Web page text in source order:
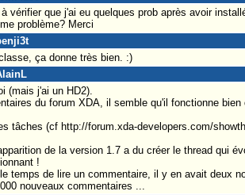
vérifier que j'ai eu quelques prob après avoir
problème? Merci
ça donne très bien. :)
(mais j'ai un HD2).
du forum XDA, il semble qu'il fonctionne bien
tâches (cf http://forum.xda-developers.com/
de la version 1.7 a du créer le thread qui
!
temps de lire un commentaire, il y en avait deux
nouveaux commentaires ...